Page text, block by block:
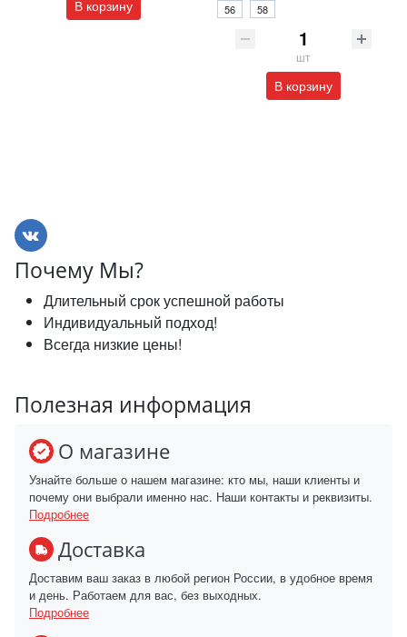
В корзину 56 58
шт
В корзину
Почему Мы?
Длительный срок успешной работы
Индивидуальный подход!
Всегда низкие цены!
Полезная информация
О магазине
Узнайте больше о нашем магазине: кто мы, наши клиенты и
почему они выбрали именно нас. Наши контакты и реквизиты.
Подробнее
Доставка
Доставим ваш заказ в любой регион России, в удобное время
и день. Работаем для вас, без выходных.
Подробнее